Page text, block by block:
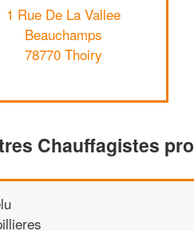
1 Rue De La Vallee
Beauchamps
78770 Thoiry
Chauffagistes